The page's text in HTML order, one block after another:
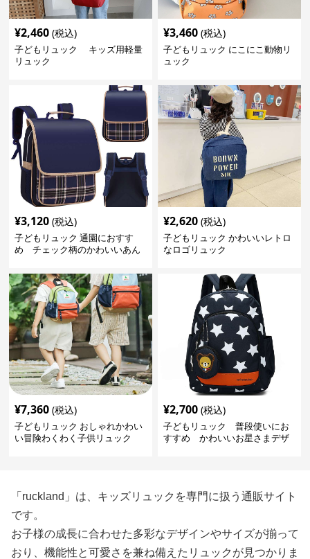
¥2,460 (税込)
子どもリュック キッズ用軽量
リュック
¥3,460 (税込)
子どもリュック にこにこ動物リ
ュック
¥3,120 (税込)
子どもリュック 通園におすす
め チェック柄のかわいいあん
¥2,620 (税込)
子どもリュック かわいいレトロ
なロゴリュック
¥7,360 (税込)
子どもリュック おしゃれかわい
い冒険わくわく子供リュック
¥2,700 (税込)
子どもリュック 普段使いにお
すすめ かわいいお星さまデザ
「ruckland」は、キッズリュックを専門に扱う通販サイト
です。
お子様の成長に合わせた多彩なデザインやサイズが揃って
おり、機能性と可愛さを兼ね備えたリュックが見つかりま